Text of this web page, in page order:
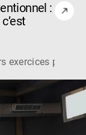
:
exercices pour